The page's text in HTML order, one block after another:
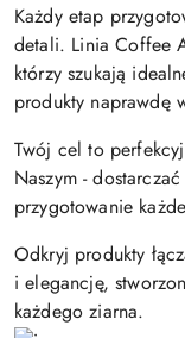
Każdy etap
detali. Linia Coffee
którzy szukają
produkty naprawdę
Twój cel to
Naszym -
przygotowanie
Odkryj produkty
i elegancję,
każdego ziarna.